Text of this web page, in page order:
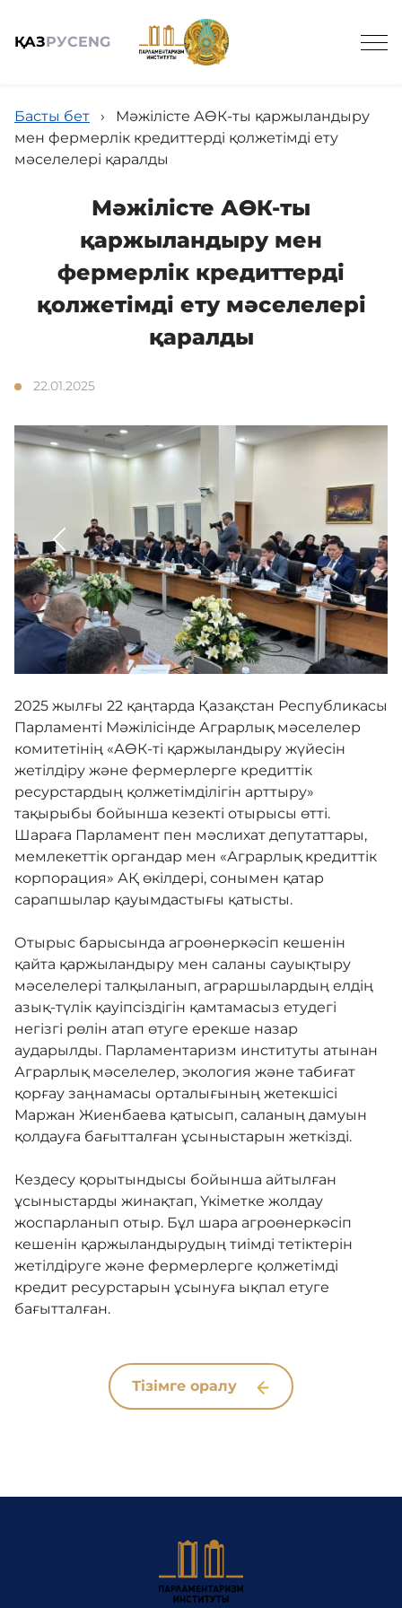
ҚАЗРУСENG
Жалпы мәлімет
Заң жобаларының құжаттары
Пресс-Орталық
Ынтымақтастық
Мәслихатпен өзара байланыс
Адалдық алаңы
Нашар көретіндерге
арналған нұсқа
Басты бет ›
Мәжілісте АӨК-ты қаржыландыру
мен фермерлік кредиттерді қолжетімді ету
мәселелері қаралды
Мәжілісте АӨК-ты
қаржыландыру мен
фермерлік кредиттерді
қолжетімді ету мәселелері
қаралды
22.01.2025
2025 жылғы 22 қаңтарда Қазақстан Республикасы
Парламенті Мәжілісінде Аграрлық мәселелер
комитетінің «АӨК-ті қаржыландыру жүйесін
жетілдіру және фермерлерге кредиттік
ресурстардың қолжетімділігін арттыру»
тақырыбы бойынша кезекті отырысы өтті.
Шараға Парламент пен мәслихат депутаттары,
мемлекеттік органдар мен «Аграрлық кредиттік
корпорация» АҚ өкілдері, сонымен қатар
сарапшылар қауымдастығы қатысты.
Отырыс барысында агроөнеркәсіп кешенін
қайта қаржыландыру мен саланы сауықтыру
мәселелері талқыланып, аграршылардың елдің
азық-түлік қауіпсіздігін қамтамасыз етудегі
негізгі рөлін атап өтуге ерекше назар
аударылды. Парламентаризм институты атынан
Аграрлық мәселелер, экология және табиғат
қорғау заңнамасы орталығының жетекшісі
Маржан Жиенбаева қатысып, саланың дамуын
қолдауға бағытталған ұсыныстарын жеткізді.
Кездесу қорытындысы бойынша айтылған
ұсыныстарды жинақтап, Үкіметке жолдау
жоспарланып отыр. Бұл шара агроөнеркәсіп
кешенін қаржыландырудың тиімді тетіктерін
жетілдіруге және фермерлерге қолжетімді
кредит ресурстарын ұсынуға ықпал етуге
бағытталған.
Тізімге оралу